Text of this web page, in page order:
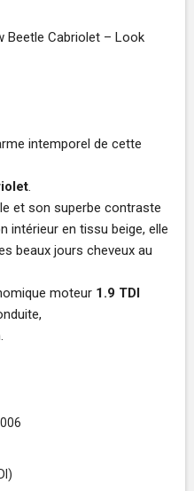
Beetle Cabriolet – Look
intemporel de cette
et son superbe contraste
intérieur en tissu beige, elle
beaux jours cheveux au
moteur 1.9 TDI